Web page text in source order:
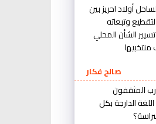
أولاد احريز بين
وتبعاته
الشأن المحلي
صالح فكار
المثقفون
الدارجة بكل